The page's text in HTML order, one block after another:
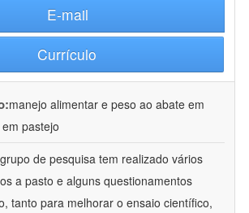
E-mail
Currículo
manejo alimentar e peso ao abate em
pastejo
de pesquisa tem realizado vários
a pasto e alguns questionamentos
tanto para melhorar o ensaio científico,